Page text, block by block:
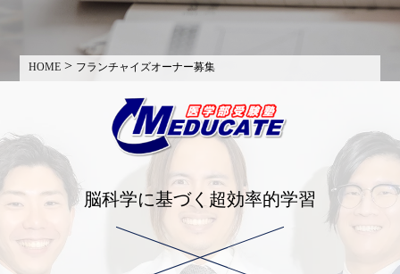
HOME > フランチャイズオーナー募集
脳科学に基づく超効率的学習